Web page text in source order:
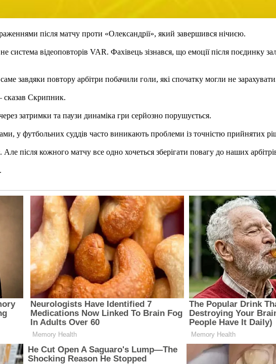
після матчу проти «Олександрії», який завершився нічиєю.
система відеоповторів VAR. Фахівець зізнався, що емоції після
завдяки повтору арбітри побачили голи, які спочатку могли не
сказав Скрипник.
затримки та паузи динаміка гри серйозно порушується.
у футбольних суддів часто виникають проблеми із точністю прийнятих
після кожного матчу все одно хочеться зберігати повагу до наших